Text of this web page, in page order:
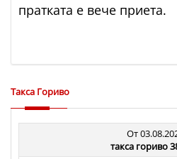
пратката е вече приета.
Такса Гориво
От
такса гориво